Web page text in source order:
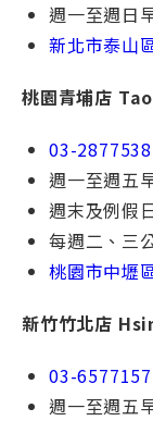
週一⾄週日
新北市泰⼭
桃園青埔店
03-2877538
週一⾄週五
週末及例假
每週⼆、三
桃園市中壢
新竹竹北店
03-6577157
週一⾄週五